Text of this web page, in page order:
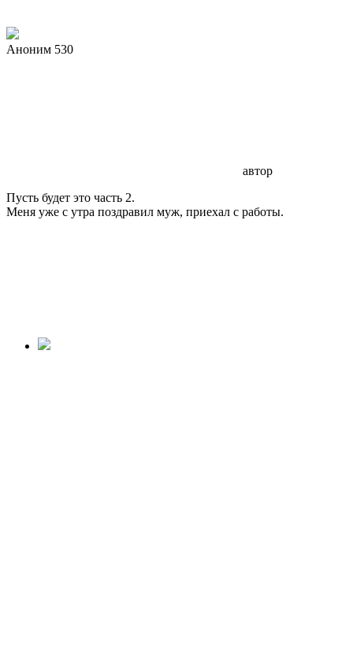
Аноним 530
автор
Пусть будет это часть 2.
Меня уже с утра поздравил муж, приехал с работы.